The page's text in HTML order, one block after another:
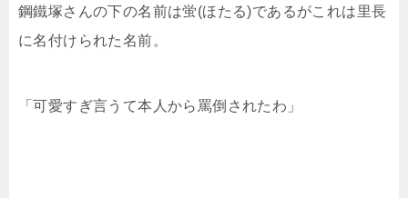
鋼鐵塚さんの下の名前は蛍(ほたる)であるがこれは里長
に名付けられた名前。
「可愛すぎ言うて本人から罵倒されたわ」